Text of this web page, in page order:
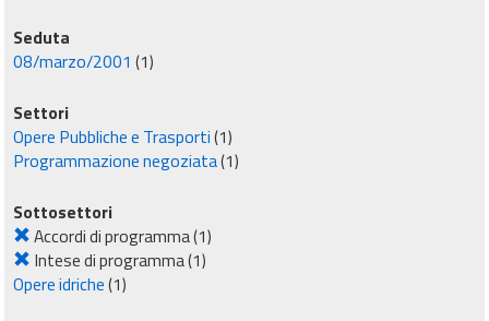
Seduta
08/marzo/2001 (1)
Settori
Opere Pubbliche e Trasporti(1)
Programmazione negoziata(1)
Sottosettori
Accordi di programma(1)
Intese di programma(1)
Opere idriche(1)